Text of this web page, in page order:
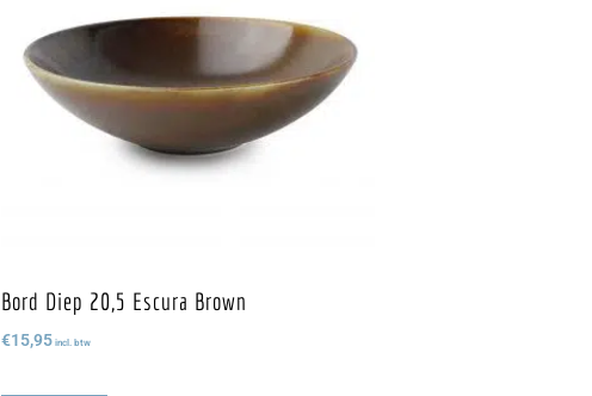
Bord Diep 20,5 Escura Brown
€15,95incl. btw